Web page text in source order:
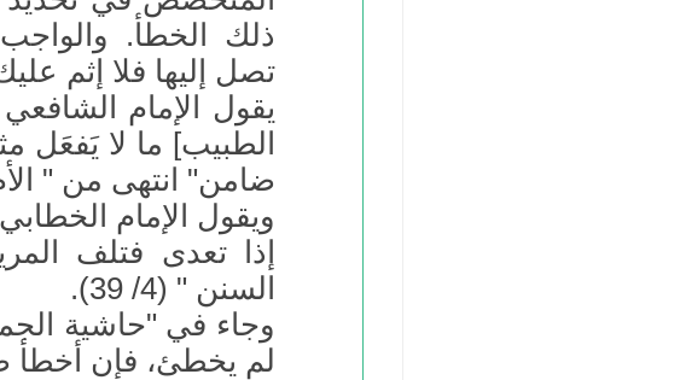
ذلك الخطأ.
تصل إليها فلا إثم
يقول الإمام
الطبيب] ما لا يَفعَل
ضامن" انتهى من " الأم "
ويقول الإمام
إذا تعدى فتلف
السنن " (4/ 39).
وجاء في "حاشية
لم يخطئ، فإن أخطأ